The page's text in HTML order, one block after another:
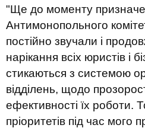
"Ще до моменту
Антимонопольного
постійно звучали і
нарікання всіх юристів і
стикаються з системою
відділень, щодо
ефективності їх роботи.
пріоритетів під час мого